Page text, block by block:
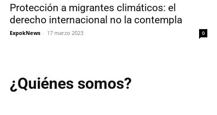
Protección a migrantes climáticos: el
derecho internacional no la contempla
ExpokNews - 17 marzo 2023 0
¿Quiénes somos?